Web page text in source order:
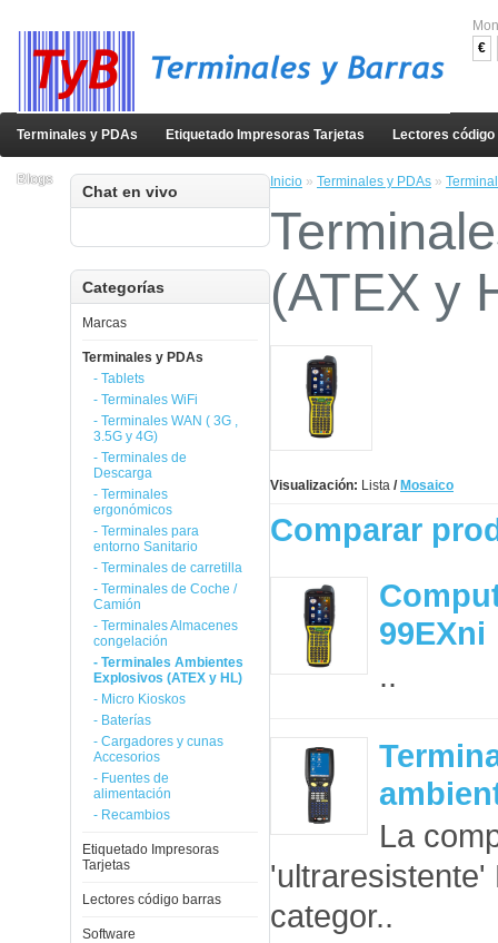
€
Terminales y PDAs Etiquetado Impresoras Tarjetas Lectores
Blogs
Chat en vivo
Categorías
Marcas
Terminales y PDAs
- Tablets
- Terminales WiFi
- Terminales WAN ( 3G ,
3.5G y 4G)
- Terminales de
Descarga
- Terminales
ergonómicos
- Terminales para
entorno Sanitario
- Terminales de carretilla
- Terminales de Coche /
Camión
- Terminales Almacenes
congelación
- Terminales Ambientes
Explosivos (ATEX y HL)
- Micro Kioskos
- Baterías
- Cargadores y cunas
Accesorios
- Fuentes de
alimentación
- Recambios
Etiquetado Impresoras
Tarjetas
Lectores código barras
Software
Inicio » Terminales y PDAs »
(ATEX y
Visualización: Lista / Mosaico
Comparar
99EXni
..
La
'ultraresistente'
categor..